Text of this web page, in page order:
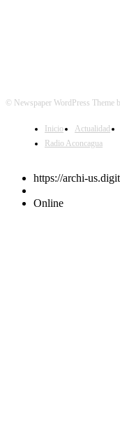
© Newspaper WordPress Theme
Inicio Actualidad
Radio Aconcagua
https://archi-
Online